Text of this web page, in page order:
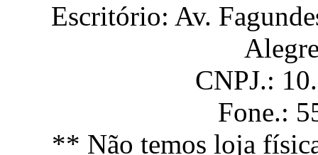
Escritório: Av.
CNPJ.:
Fone.:
** Não temos loja